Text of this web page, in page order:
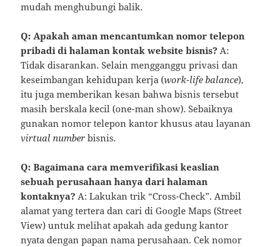
mudah menghubungi balik.
Q: Apakah aman mencantumkan nomor telepon
pribadi di halaman kontak website bisnis? A:
Tidak disarankan. Selain mengganggu privasi dan
keseimbangan kehidupan kerja (work-life balance),
itu juga memberikan kesan bahwa bisnis tersebut
masih berskala kecil (one-man show). Sebaiknya
gunakan nomor telepon kantor khusus atau layanan
virtual number bisnis.
Q: Bagaimana cara memverifikasi keaslian
sebuah perusahaan hanya dari halaman
kontaknya? A: Lakukan trik “Cross-Check”. Ambil
alamat yang tertera dan cari di Google Maps (Street
View) untuk melihat apakah ada gedung kantor
nyata dengan papan nama perusahaan. Cek nomor